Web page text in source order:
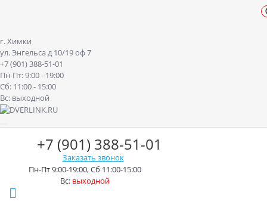
г. Химки
ул. Энгельса д 10/19 оф 7
+7 (901) 388-51-01
Пн-Пт: 9:00 - 19:00
Сб: 11:00 - 15:00
Вс: выходной
+7 (901) 388-51-01
Заказать звонок
Пн-Пт 9:00-19:00, Сб 11:00-15:00
Вс: выходной